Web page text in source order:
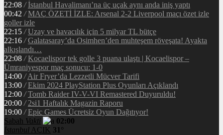
22:08 / İstanbul Havalimanı’na üç uçak aynı anda iniş yaptı
00:42 / MAÇ ÖZETİ İZLE: Arsenal 2-2 Liverpool maçı özet izle
goller izle
22:15 / Uzay ve havacılık için 5 milyar TL bütçe
22:16 / Galatasaray’da Osimhen’den muhteşem röveşata! Ayakta
alkışlandı…
22:08 / Kocaelispor tek golle 3 puana ulaştı | Kocaelispor –
Ümraniyespor maç sonucu: 1-0
14:00 / Air Fryer’da Lezzetli Mücver Tarifi
13:00 / Ekim 2024 PlayStation Plus Oyunları Açıklandı
12:00 / Tomb Raider IV-V-VI Remastered Duyuruldu!
20:00 / 2si1 Haftalık Magazin Raporu
19:00 / Epic Games Ücretsiz Oyun Dağıtıyor!
Sabah Vakti
02:00
İstanbul AÇIK 31°